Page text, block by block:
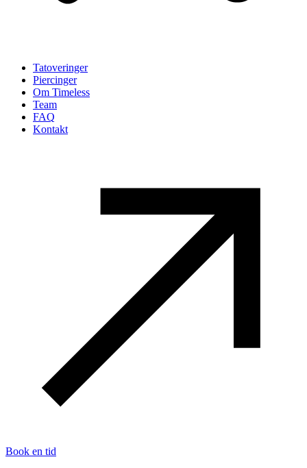
Tatoveringer
Piercinger
Om Timeless
Team
FAQ
Kontakt
Book en tid